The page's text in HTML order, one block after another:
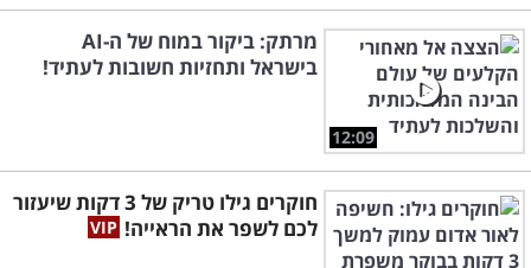
12:09
מרתק: ביקור במוח של ה-AI
בישראל ותחזיות חשובות לעתיד!
חוקרים גילו טריק של 3 דקות שיעזור
לכם לשפר את הראייה!